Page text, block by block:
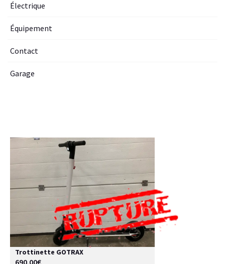
Électrique
Équipement
Contact
Garage
Trottinette GOTRAX
690.00€